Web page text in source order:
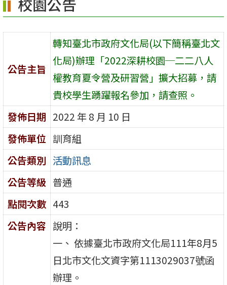
公告主旨
轉知臺北市政府文化局(以下簡稱臺北文
化局)辦理「2022深耕校園─二二八人
權教育夏令營及研習營」擴大招募，請
貴校學生踴躍報名參加，請查照。
發佈日期 2022 年 8 月 10 日
發佈單位 訓育組
公告類別 活動訊息
公告等級 普通
點閱次數 443
公告內容 說明：
一、 依據臺北市政府文化局111年8月5
日北市文化文資字第1113029037號函
辦理。